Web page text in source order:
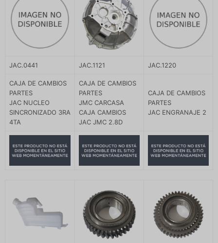
JAC.0441 JAC.1121 JAC.1220
CAJA DE CAMBIOS
PARTES
JAC NUCLEO
SINCRONIZADO 3RA
4TA
CAJA DE CAMBIOS
PARTES
JMC CARCASA
CAJA CAMBIOS
JAC JMC 2.8D
CAJA DE CAMBIOS
PARTES
JAC ENGRANAJE 2